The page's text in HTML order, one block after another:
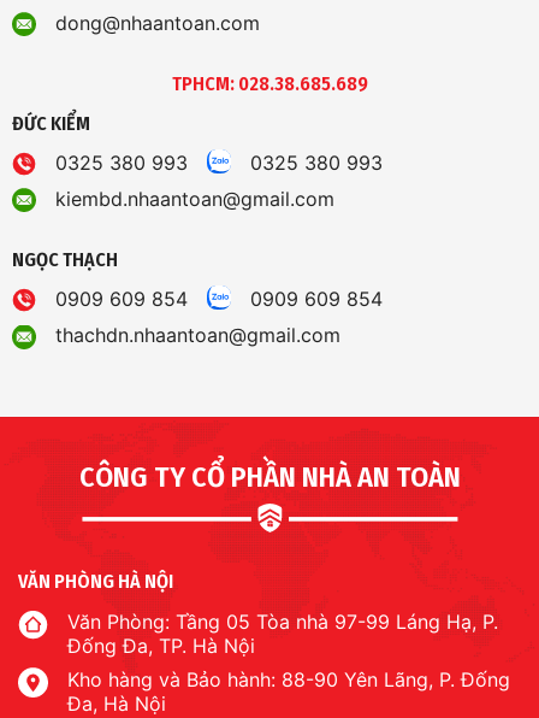
dong@nhaantoan.com
TPHCM: 028.38.685.689
ĐỨC KIỂM
0325 380 993
0325 380 993
kiembd.nhaantoan@gmail.com
NGỌC THẠCH
0909 609 854
0909 609 854
thachdn.nhaantoan@gmail.com
CÔNG TY CỔ PHẦN NHÀ AN TOÀN
VĂN PHÒNG HÀ NỘI
Văn Phòng: Tầng 05 Tòa nhà 97-99 Láng Hạ, P.
Đống Đa, TP. Hà Nội
Kho hàng và Bảo hành: 88-90 Yên Lãng, P. Đống
Đa, Hà Nội